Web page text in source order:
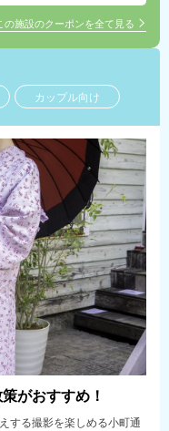
の施設のクーポンを全て見る
カップル向け
がおすすめ！
する撮影を楽しめる小町通